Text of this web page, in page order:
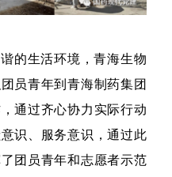
的生活环境，青海生物
员青年到青海制药集团
通过齐心协力实际行动
识、服务意识，通过此
团员青年和志愿者示范